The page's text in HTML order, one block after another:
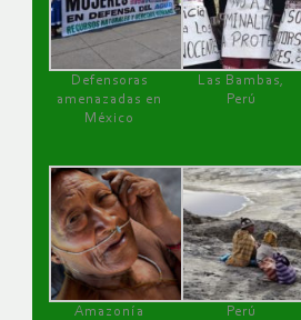
Defensoras
amenazadas en
México
Las Bambas,
Perú
Amazonía
Perú